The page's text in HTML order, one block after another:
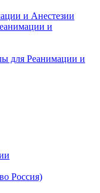
и Анестезии
и
для Реанимации и
Россия)